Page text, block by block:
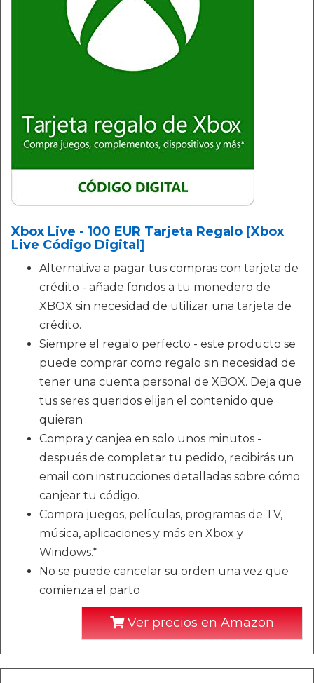
Xbox Live - 100 EUR Tarjeta Regalo [Xbox
Live Código Digital]
Alternativa a pagar tus compras con tarjeta de
crédito - añade fondos a tu monedero de
XBOX sin necesidad de utilizar una tarjeta de
crédito.
Siempre el regalo perfecto - este producto se
puede comprar como regalo sin necesidad de
tener una cuenta personal de XBOX. Deja que
tus seres queridos elijan el contenido que
quieran
Compra y canjea en solo unos minutos -
después de completar tu pedido, recibirás un
email con instrucciones detalladas sobre cómo
canjear tu código.
Compra juegos, películas, programas de TV,
música, aplicaciones y más en Xbox y
Windows.*
No se puede cancelar su orden una vez que
comienza el parto
Ver precios en Amazon